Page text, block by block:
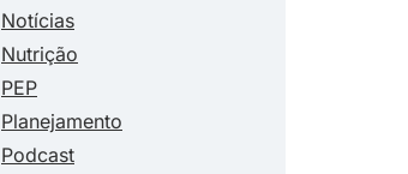
Notícias
Nutrição
PEP
Planejamento
Podcast